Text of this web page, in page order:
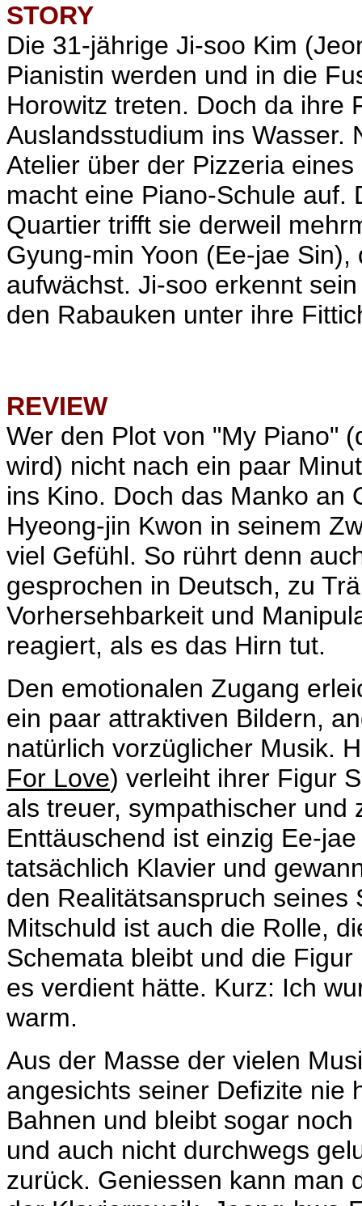
STORY
Die 31-jährige Ji-soo Kim
Pianistin werden und in die
Horowitz treten. Doch da ihre
Auslandsstudium ins Wasser.
Atelier über der Pizzeria eines
macht eine Piano-Schule auf.
Quartier trifft sie derweil
Gyung-min Yoon (Ee-jae
aufwächst. Ji-soo erkennt
den Rabauken unter ihre
REVIEW
Wer den Plot von "My Piano"
wird) nicht nach ein paar
ins Kino. Doch das Manko an
Hyeong-jin Kwon in seinem
viel Gefühl. So rührt denn
gesprochen in Deutsch, zu
Vorhersehbarkeit und
reagiert, als es das Hirn tut.
Den emotionalen Zugang
ein paar attraktiven Bildern,
natürlich vorzüglicher Musik.
For Love) verleiht ihrer Figur
als treuer, sympathischer und
Enttäuschend ist einzig Ee-
tatsächlich Klavier und
den Realitätsanspruch
Mitschuld ist auch die Rolle,
Schemata bleibt und die
es verdient hätte. Kurz: Ich
warm.
Aus der Masse der vielen
angesichts seiner Defizite nie
Bahnen und bleibt sogar
und auch nicht durchwegs
zurück. Geniessen kann man